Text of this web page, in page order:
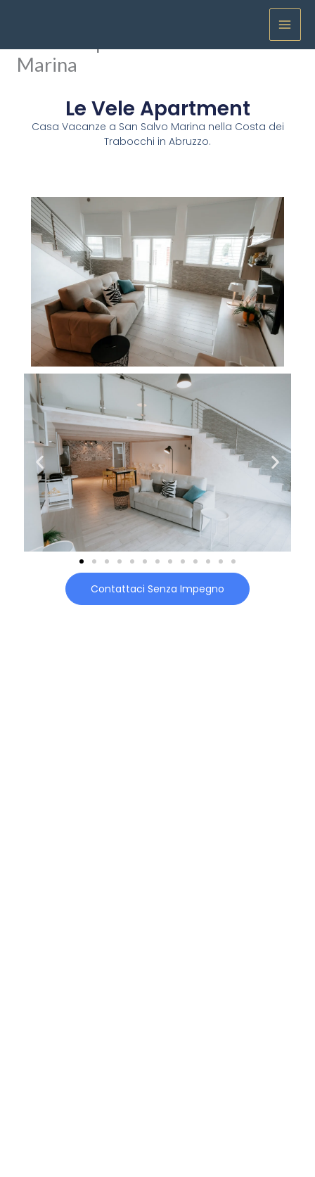
contenuto
Marina
Le Vele Apartment
Casa Vacanze a San Salvo Marina nella Costa dei
Trabocchi in Abruzzo.
Contattaci Senza Impegno